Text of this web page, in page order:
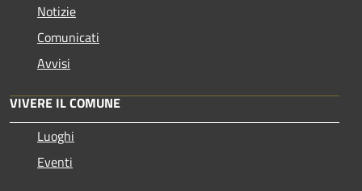
Notizie
Comunicati
Avvisi
VIVERE IL COMUNE
Luoghi
Eventi